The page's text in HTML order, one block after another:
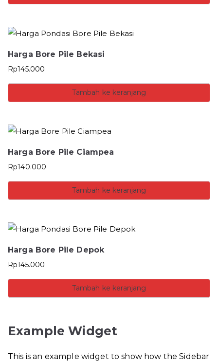
Harga Bore Pile Bekasi
Rp145.000
Tambah ke keranjang
Harga Bore Pile Ciampea
Rp140.000
Tambah ke keranjang
Harga Bore Pile Depok
Rp145.000
Tambah ke keranjang
Example Widget
This is an example widget to show how the Sidebar